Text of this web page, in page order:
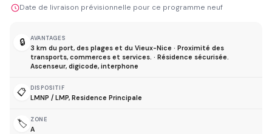
Date de livraison prévisionnelle pour ce programme neuf
🔒 AVANTAGES
3 km du port, des plages et du Vieux-Nice · Proximité des
transports, commerces et services. · Résidence sécurisée.
Ascenseur, digicode, interphone
📋 DISPOSITIF
LMNP / LMP, Residence Principale
🏷️ ZONE
A